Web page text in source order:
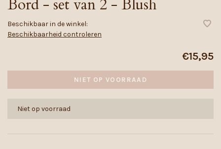
Bord - set van 2 - Blush
Beschikbaar in de winkel:
Beschikbaarheid controleren
€15,95
NIET OP VOORRAAD
Niet op voorraad